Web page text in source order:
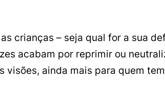
crianças – seja qual for a sua
acabam por reprimir ou
visões, ainda mais para quem